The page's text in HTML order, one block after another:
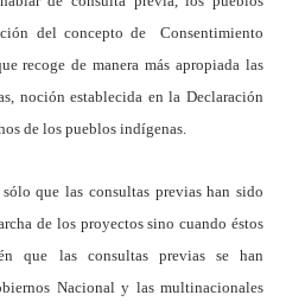
del concepto de Consentimiento
recoge de manera más apropiada las
noción establecida en la Declaración
de los pueblos indígenas.
que las consultas previas han sido
de los proyectos sino cuando éstos
que las consultas previas se han
Nacional y las multinacionales